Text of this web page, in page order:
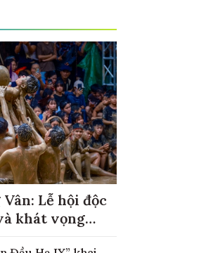
Lễ hội độc
khát vọng